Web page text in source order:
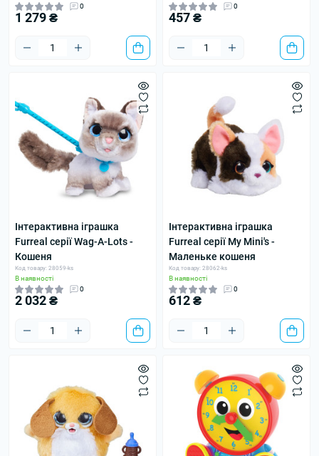
0
1 279 ₴
0
457 ₴
Інтерактивна іграшка
Furreal серії Wag-A-Lots -
Кошеня
Код товару: 28059-ks
В наявності
0
2 032 ₴
Інтерактивна іграшка
Furreal серії My Mini's -
Маленьке кошеня
Код товару: 28062-ks
В наявності
0
612 ₴